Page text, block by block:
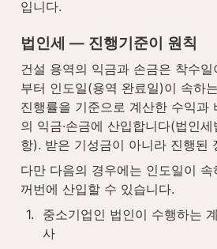
입니다.
법인세 — 진행기준이 원칙
건설 용역의 익금과 손금은 착수
부터 인도일(용역 완료일)이 속하
진행률을 기준으로 계산한 수익과
의 익금·손금에 산입합니다(법인
항). 받은 기성금이 아니라 진행된
다만 다음의 경우에는 인도일이
꺼번에 산입할 수 있습니다.
1.
중소기업인 법인이 수행하는
사